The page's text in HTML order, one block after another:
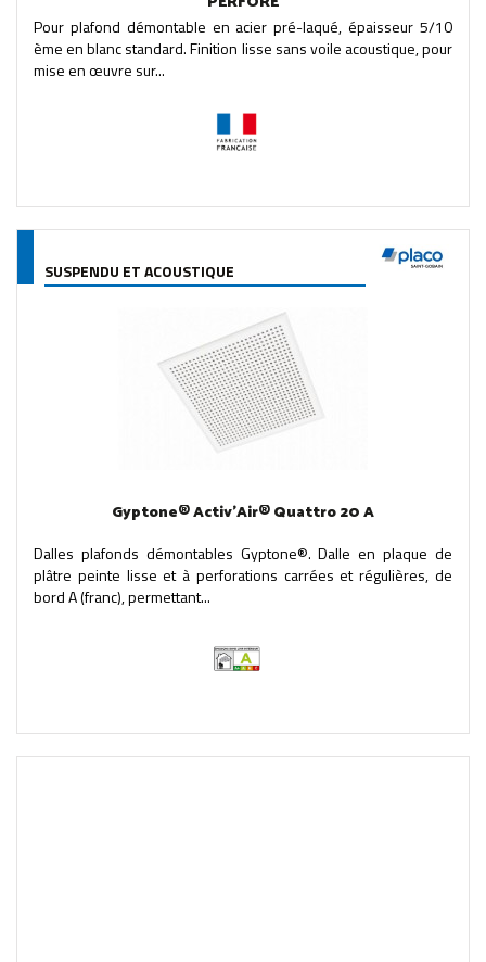
Pour plafond démontable en acier pré-laqué, épaisseur 5/10
ème en blanc standard. Finition lisse sans voile acoustique, pour
mise en œuvre sur...
SUSPENDU ET ACOUSTIQUE
Gyptone® Activ'Air® Quattro 20 A
Dalles plafonds démontables Gyptone®. Dalle en plaque de
plâtre peinte lisse et à perforations carrées et régulières, de
bord A (franc), permettant...